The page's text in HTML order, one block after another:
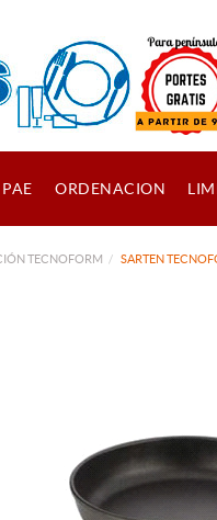
PAE ORDENACION
TECNOFORM SARTEN